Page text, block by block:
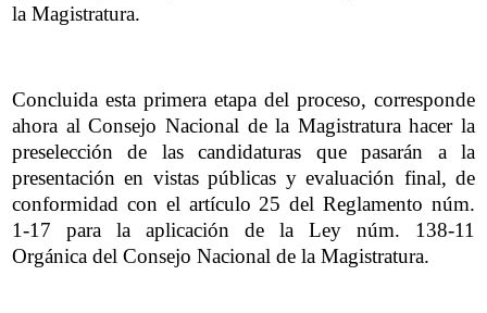
la Magistratura.
Concluida esta primera etapa del proceso, corresponde
ahora al Consejo Nacional de la Magistratura hacer la
preselección de las candidaturas que pasarán a la
presentación en vistas públicas y evaluación final, de
conformidad con el artículo 25 del Reglamento núm.
1-17 para la aplicación de la Ley núm. 138-11
Orgánica del Consejo Nacional de la Magistratura.